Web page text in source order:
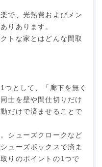
で、光熱費およびメン
りあります。
トな家とはどんな間取
つとして、「廊下を無く
士を壁や間仕切りだけ
だけで済ませることで
シューズクロークなど
ューズボックスで済ま
りのポイントの1つで